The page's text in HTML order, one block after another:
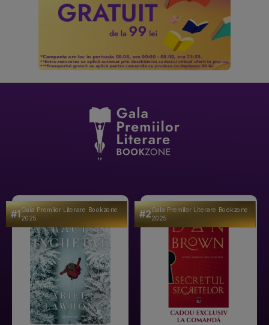
#1Gala Premilor Literare Bookzone
2025 #2Gala Premilor Literare Bookzone
2025